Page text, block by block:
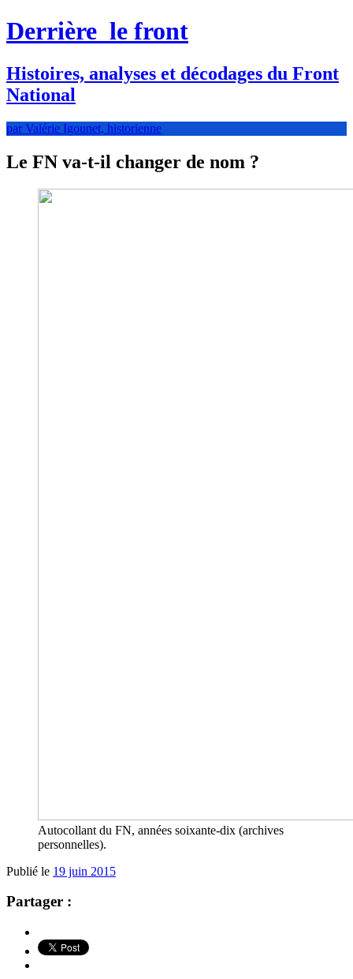
Derrière le front
Histoires, analyses et décodages du Front
National
par Valérie Igounet, historienne
Le FN va-t-il changer de nom ?
Autocollant du FN, années soixante-dix (archives
personnelles).
Publié le 19 juin 2015
Partager :